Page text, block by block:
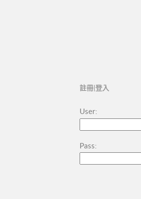
註冊|登入
User:
Pass: